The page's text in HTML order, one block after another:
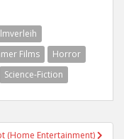
Films
Horror
Science-Fiction
(Home Entertainment)